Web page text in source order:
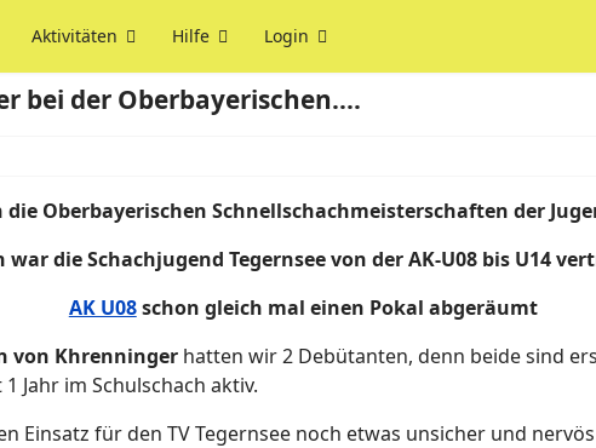
Aktivitäten Hilfe Login
bei der Oberbayerischen....
Oberbayerischen Schnellschachmeisterschaften der
die Schachjugend Tegernsee von der AK-U08 bis U14
AK U08schon gleich mal einen Pokal abgeräumt
von Khrenningerhatten wir 2 Debütanten, denn beide sind
Jahr im Schulschach aktiv.
Einsatz für den TV Tegernsee noch etwas unsicher und